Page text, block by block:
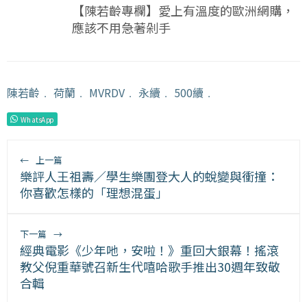
【陳若齡專欄】愛上有溫度的歐洲網購，
應該不用急著剁手
陳若齡 ﹒ 荷蘭 ﹒ MVRDV ﹒ 永續 ﹒ 500續 ﹒
WhatsApp
← 上一篇
樂評人王祖壽／學生樂團登大人的蛻變與衝撞：
你喜歡怎樣的「理想混蛋」
下一篇 →
經典電影《少年吔，安啦！》重回大銀幕！搖滾
教父倪重華號召新生代嘻哈歌手推出30週年致敬
合輯